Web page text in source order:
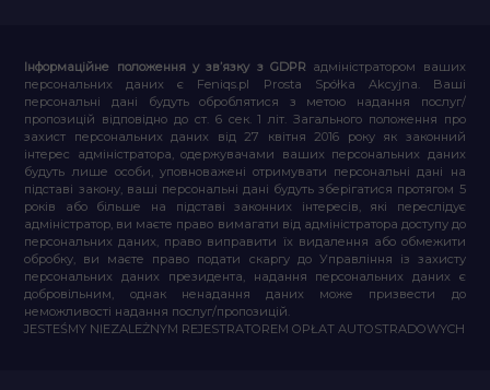
Інформаційне положення у зв’язку з GDPR адміністратором ваших
персональних даних є Feniqs.pl Prosta Spółka Akcyjna. Ваші
персональні дані будуть оброблятися з метою надання послуг/
пропозицій відповідно до ст. 6 сек. 1 літ. Загального положення про
захист персональних даних від 27 квітня 2016 року як законний
інтерес адміністратора, одержувачами ваших персональних даних
будуть лише особи, уповноважені отримувати персональні дані на
підставі закону, ваші персональні дані будуть зберігатися протягом 5
років або більше на підставі законних інтересів, які переслідує
адміністратор, ви маєте право вимагати від адміністратора доступу до
персональних даних, право виправити їх видалення або обмежити
обробку, ви маєте право подати скаргу до Управління із захисту
персональних даних президента, надання персональних даних є
добровільним, однак ненадання даних може призвести до
неможливості надання послуг/пропозицій.
JESTEŚMY NIEZALEŻNYM REJESTRATOREM OPŁAT AUTOSTRADOWYCH